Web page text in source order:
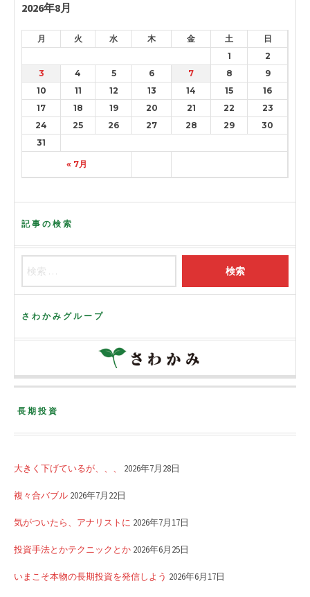
2026年8月
月 火 水 木 金 土 日
« 7月
1
2
3
4 5 6 7 8
9
10
11 12 13 14 15
16
17
18 19 20 21 22
23
24
25 26 27 28 29
30
31
記事の検索
さわかみグループ
長期投資
大きく下げているが、、、 2026年7月28日
複々合バブル 2026年7月22日
気がついたら、アナリストに 2026年7月17日
投資手法とかテクニックとか 2026年6月25日
いまこそ本物の長期投資を発信しよう 2026年6月17日